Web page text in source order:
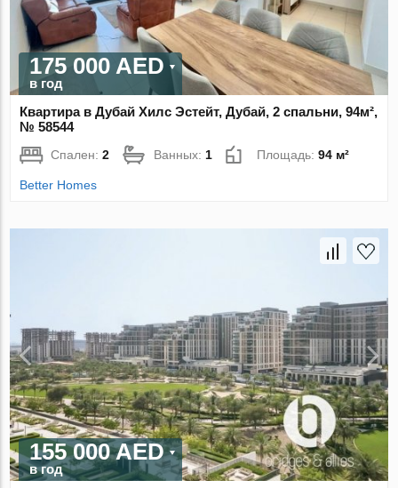
175 000 AED
в год
Квартира в Дубай Хилс Эстейт, Дубай, 2 спальни, 94м²,
№ 58544
Спален:2 Ванных: 1 Площадь:94 м²
Better Homes
155 000 AED
в год